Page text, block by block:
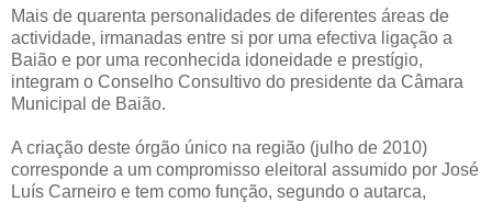
Mais de quarenta personalidades de diferentes áreas de
actividade, irmanadas entre si por uma efectiva ligação a
Baião e por uma reconhecida idoneidade e prestígio,
integram o Conselho Consultivo do presidente da Câmara
Municipal de Baião.
A criação deste órgão único na região (julho de 2010)
corresponde a um compromisso eleitoral assumido por José
Luís Carneiro e tem como função, segundo o autarca,